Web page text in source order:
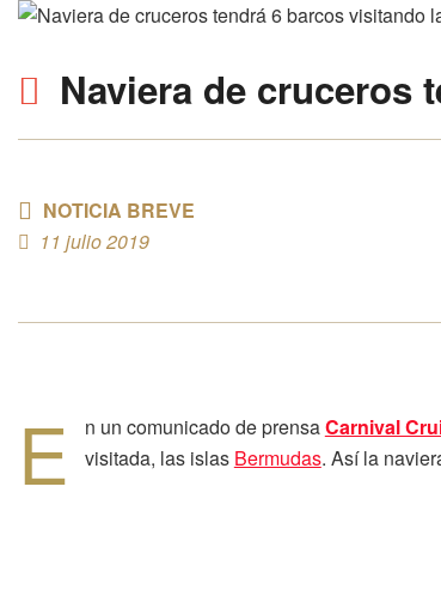
Naviera de cruceros
NOTICIA BREVE
11 julio 2019
E n un comunicado de prensaCarnival
visitada, las islas Bermudas. Así la